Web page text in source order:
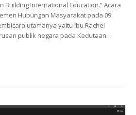
Building International Education.” Acara
Hubungan Masyarakat pada 09
utamanya yaitu ibu Rachel
publik negara pada Kedutaan…